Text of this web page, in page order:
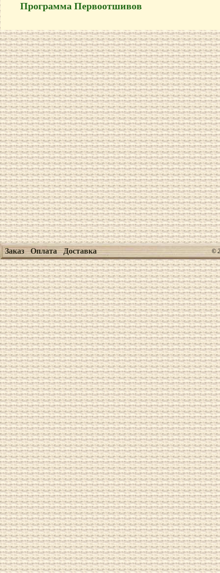
Программа Первоотшивов
Заказ Оплата Доставка ©